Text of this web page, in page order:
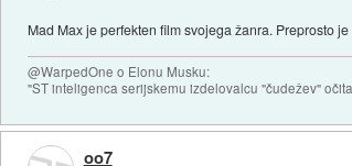
Mad Max je perfekten film svojega žanra. Preprosto
@WarpedOne o Elonu Musku:
"ST inteligenca serijskemu izdelovalcu "čudežev"
oo7